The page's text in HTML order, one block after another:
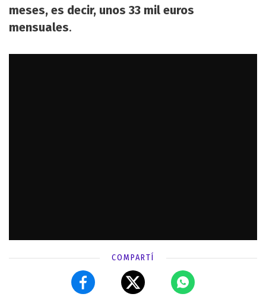
meses, es decir, unos 33 mil euros
mensuales.
COMPARTÍ